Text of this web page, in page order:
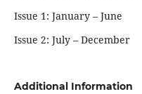
Issue 1: January – June
Issue 2: July – December
Additional Information